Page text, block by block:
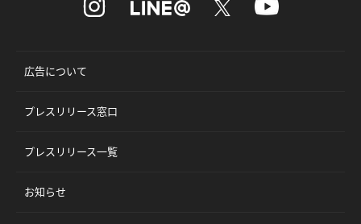
広告について
プレスリリース窓口
プレスリリース一覧
お知らせ